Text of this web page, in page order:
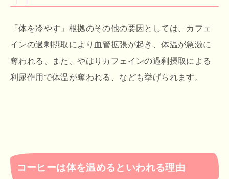
「体を冷やす」根拠のその他の要因としては、カフェ
インの過剰摂取により血管拡張が起き、体温が急激に
奪われる、また、やはりカフェインの過剰摂取による
利尿作用で体温が奪われる、なども挙げられます。
コーヒーは体を温めるといわれる理由